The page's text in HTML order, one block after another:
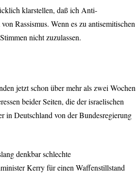
klarstellen, daß ich Anti-
Rassismus. Wenn es zu antisemitischen
nicht zuzulassen.
jetzt schon über mehr als zwei Wochen
beider Seiten, die der israelischen
in Deutschland von der Bundesregierung
denkbar schlechte
Kerry für einen Waffenstillstand